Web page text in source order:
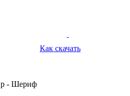
Как скачать
- Шериф